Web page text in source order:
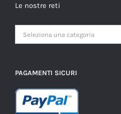
Le nostre reti
Seleziona una categoria
PAGAMENTI SICURI